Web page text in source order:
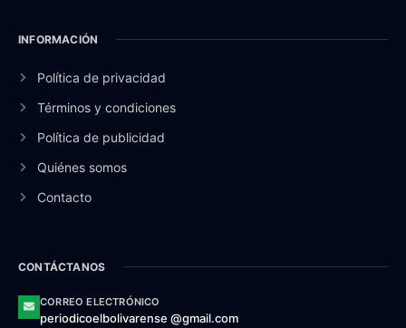
INFORMACIÓN
Política de privacidad
Términos y condiciones
Política de publicidad
Quiénes somos
Contacto
CONTÁCTANOS
CORREO ELECTRÓNICO
periodicoelbolivarense @gmail.com